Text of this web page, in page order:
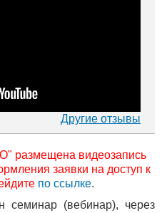
Другие отзывы
размещена видеозапись
заявки на доступ к
по ссылке.
семинар (вебинар), через